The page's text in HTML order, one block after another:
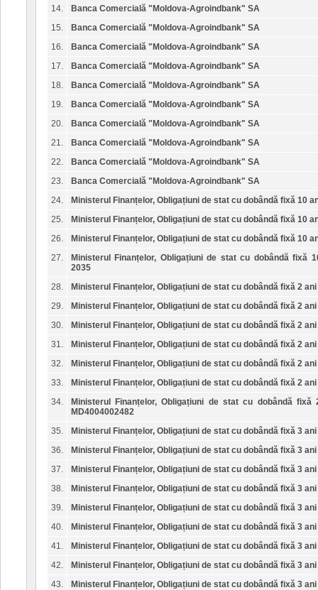
14.
Banca Comercială "Moldova-Agroindbank" SA
15.
Banca Comercială "Moldova-Agroindbank" SA
16.
Banca Comercială "Moldova-Agroindbank" SA
17.
Banca Comercială "Moldova-Agroindbank" SA
18.
Banca Comercială "Moldova-Agroindbank" SA
19.
Banca Comercială "Moldova-Agroindbank" SA
20.
Banca Comercială "Moldova-Agroindbank" SA
21.
Banca Comercială "Moldova-Agroindbank" SA
22.
Banca Comercială "Moldova-Agroindbank" SA
23.
Banca Comercială "Moldova-Agroindbank" SA
24.
Ministerul Finanțelor, Obligațiuni de stat cu dobândă fixă 10
25.
Ministerul Finanțelor, Obligațiuni de stat cu dobândă fixă 10
26.
Ministerul Finanțelor, Obligațiuni de stat cu dobândă fixă 10
27.
Ministerul Finanțelor, Obligațiuni de stat cu dobândă fixă
2035
28.
Ministerul Finanțelor, Obligațiuni de stat cu dobândă fixă 2 ani
29.
Ministerul Finanțelor, Obligațiuni de stat cu dobândă fixă 2 ani
30.
Ministerul Finanțelor, Obligațiuni de stat cu dobândă fixă 2 ani
31.
Ministerul Finanțelor, Obligațiuni de stat cu dobândă fixă 2 ani
32.
Ministerul Finanțelor, Obligațiuni de stat cu dobândă fixă 2 ani
33.
Ministerul Finanțelor, Obligațiuni de stat cu dobândă fixă 2 ani
34.
Ministerul Finanțelor, Obligațiuni de stat cu dobândă fixă
MD4004002482
35.
Ministerul Finanțelor, Obligațiuni de stat cu dobândă fixă 3 ani
36.
Ministerul Finanțelor, Obligațiuni de stat cu dobândă fixă 3 ani
37.
Ministerul Finanțelor, Obligațiuni de stat cu dobândă fixă 3 ani
38.
Ministerul Finanțelor, Obligațiuni de stat cu dobândă fixă 3 ani
39.
Ministerul Finanțelor, Obligațiuni de stat cu dobândă fixă 3 ani
40.
Ministerul Finanțelor, Obligațiuni de stat cu dobândă fixă 3 ani
41.
Ministerul Finanțelor, Obligațiuni de stat cu dobândă fixă 3 ani
42.
Ministerul Finanțelor, Obligațiuni de stat cu dobândă fixă 3 ani
43.
Ministerul Finanțelor, Obligațiuni de stat cu dobândă fixă 3 ani